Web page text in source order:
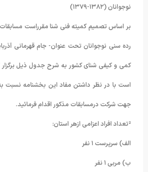
نوجوانان (۱۳۸۲-۱۳۷۹)
بر اساس تصمیم کمیته فنی شنا مقرراست مسابقات
رده سنی نوجوانان تحت عنوان- جام قهرمانی
کمی و کیفی شنای کشور به شرح جدول ذیل برگزار
است با در نظر داشتن مفاد این بخشنامه نسبت به
جهت شرکت درمسابقات مذکور اقدام فرمائید.
الف) سرپرست ۱ نفر
ب) مربی ۱ نفر